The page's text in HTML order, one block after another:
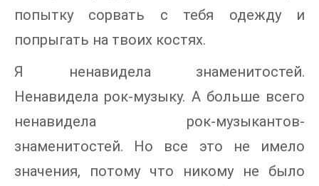
попытку сорвать с тебя одежду и
попрыгать на твоих костях.
Я ненавидела знаменитостей.
Ненавидела рок-музыку. А больше всего
ненавидела рок-музыкантов-
знаменитостей. Но все это не имело
значения, потому что никому не было